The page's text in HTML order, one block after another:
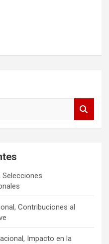
Selecciones
Contribuciones al
Impacto en la